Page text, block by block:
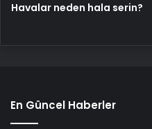
Havalar neden hala serin?
En Güncel Haberler